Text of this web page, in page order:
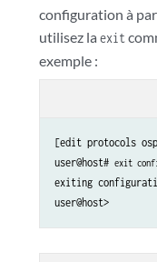
configuration à
utilisez laexit
exemple :
[edit protocols
user@host# exit
exiting